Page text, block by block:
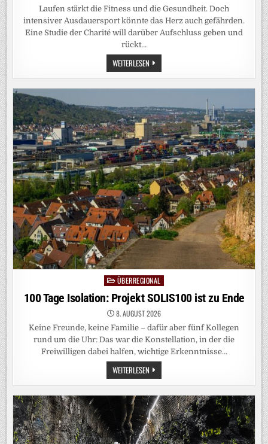
Laufen stärkt die Fitness und die Gesundheit. Doch
intensiver Ausdauersport könnte das Herz auch gefährden.
Eine Studie der Charité will darüber Aufschluss geben und
rückt…
WEITERLESEN FORSCHUNG
DER
CHARITÉ:
AUS
DEM
TAKT
GERÄT
PostedÜBERREGIONAL
100 Tage Isolation: Projekt SOLIS100 ist zu Ende
8. AUGUST 2026
Keine Freunde, keine Familie – dafür aber fünf Kollegen
rund um die Uhr: Das war die Konstellation, in der die
Freiwilligen dabei halfen, wichtige Erkenntnisse…
WEITERLESEN 100
TAGE
ISOLATION:
PROJEKT
SOLIS100
IST
ZU
ENDE